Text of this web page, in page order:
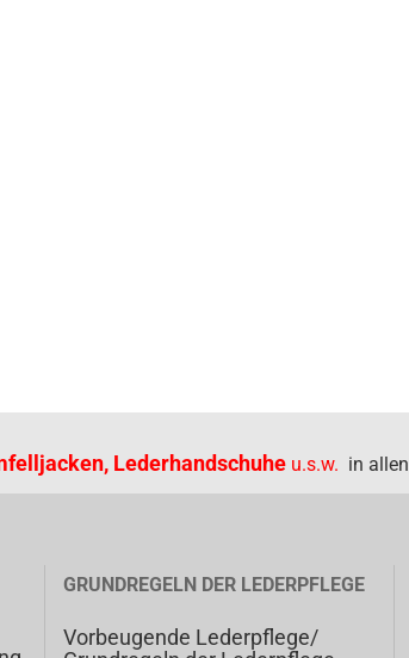
Lederhandschuhe u.s.w. in allen
GRUNDREGELN DER LEDERPFLEGE
Vorbeugende Lederpflege/